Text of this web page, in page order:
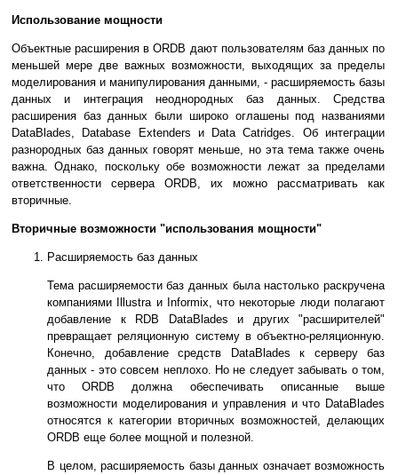
Использование мощности
Объектные расширения в ORDB дают пользователям баз данных по
меньшей мере две важных возможности, выходящих за пределы
моделирования и манипулирования данными, - расширяемость базы
данных и интеграция неоднородных баз данных. Средства
расширения баз данных были широко оглашены под названиями
DataBlades, Database Extenders и Data Catridges. Об интеграции
разнородных баз данных говорят меньше, но эта тема также очень
важна. Однако, поскольку обе возможности лежат за пределами
ответственности сервера ORDB, их можно рассматривать как
вторичные.
Вторичные возможности "использования мощности"
Расширяемость баз данных
Тема расширяемости баз данных была настолько раскручена
компаниями Illustra и Informix, что некоторые люди полагают
добавление к RDB DataBlades и других "расширителей"
превращает реляционную систему в объектно-реляционную.
Конечно, добавление средств DataBlades к серверу баз
данных - это совсем неплохо. Но не следует забывать о том,
что ORDB должна обеспечивать описанные выше
возможности моделирования и управления и что DataBlades
относятся к категории вторичных возможностей, делающих
ORDB еще более мощной и полезной.
В целом, расширяемость базы данных означает возможность